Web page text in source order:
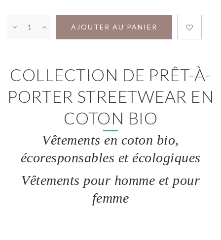
AJOUTER AU PANIER
COLLECTION DE PRÊT-À-
PORTER STREETWEAR EN
COTON BIO
Vêtements en coton bio,
écoresponsables et écologiques
Vêtements pour homme et pour
femme